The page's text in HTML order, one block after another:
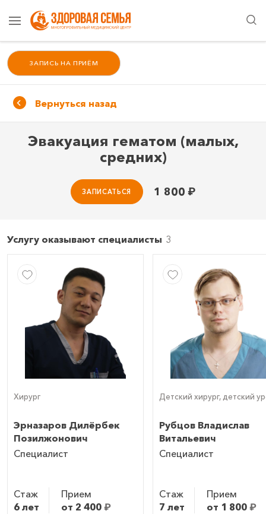
ЗАПИСЬ НА ПРИЁМ
Вернуться назад
Эвакуация гематом (малых,
средних)
1 800 ₽
ЗАПИСАТЬСЯ
Услугу оказывают специалисты
Хирург
Эрназаров Дилёрбек
Позилжонович
Специалист
Стаж
6 лет
Прием
от 2 400 ₽
Детский хирург, детский
Рубцов Владислав
Витальевич
Специалист
Стаж
7 лет
Прием
от 1 800 ₽